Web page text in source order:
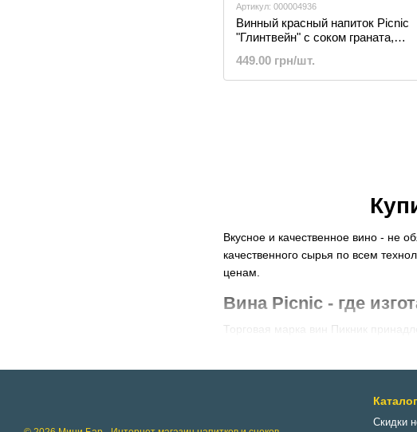
Вкусное и качественное вино - не
качественного сырья по всем
ценам.
Вина Picnic - где
Торговая марка вин Пикник
только у нас вы можете выбрать
Артикул: 000004936
Винный красный напиток Picnic
"Глинтвейн" с соком граната,
449.00 грн/шт.
Каталог
Скидки